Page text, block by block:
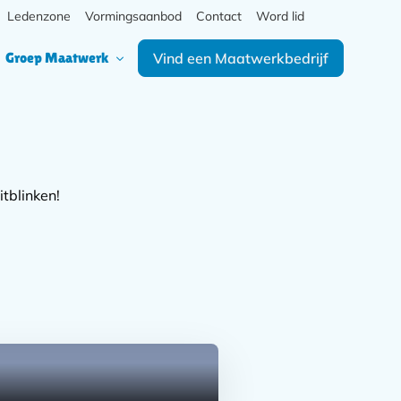
Hoofd
navigatie
Groep Maatwerk
Secundaire
navigatie
Vind een Maatwerkbedrijf
Meta
Ledenzone Vormingsaanbod Contact Word lid